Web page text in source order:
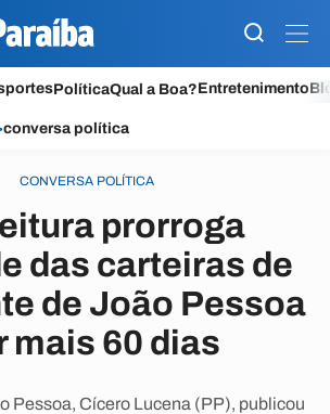
PolíticaQual a Boa?Entretenimento
conversa política
CONVERSA POLÍTICA
prorroga
das carteiras de
de João Pessoa
mais 60 dias
Pessoa, Cícero Lucena (PP), publicou